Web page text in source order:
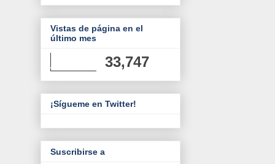
Vistas de página en el
último mes
33,747
¡Sígueme en Twitter!
Suscribirse a